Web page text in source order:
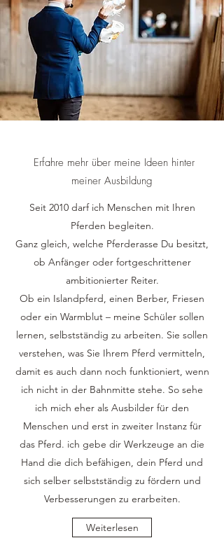
Erfahre mehr über meine Ideen hinter
meiner Ausbildung
Seit 2010 darf ich Menschen mit Ihren
Pferden begleiten.
Ganz gleich, welche Pferderasse Du besitzt,
ob Anfänger oder fortgeschrittener
ambitionierter Reiter.
Ob ein Islandpferd, einen Berber, Friesen
oder ein Warmblut – meine Schüler sollen
lernen, selbstständig zu arbeiten. Sie sollen
verstehen, was Sie Ihrem Pferd vermitteln,
damit es auch dann noch funktioniert, wenn
ich nicht in der Bahnmitte stehe. So sehe
ich mich eher als Ausbilder für den
Menschen und erst in zweiter Instanz für
das Pferd. ich gebe dir Werkzeuge an die
Hand die dich befähigen, dein Pferd und
sich selber selbstständig zu fördern und
Verbesserungen zu erarbeiten.
Weiterlesen